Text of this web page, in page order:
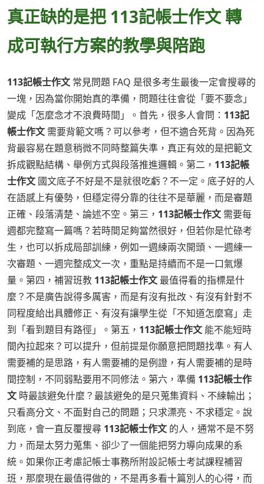
真正缺的是把 113記帳士作文 轉
成可執行方案的教學與陪跑
113記帳士作文 常見問題 FAQ 是很多考生最後一定會搜尋的
一塊，因為當你開始真的準備，問題往往會從「要不要念」
變成「怎麼念才不浪費時間」。首先，很多人會問： 113記
帳士作文 需要背範文嗎？可以參考，但不適合死背。因為死
背最容易在題意稍微不同時整篇失準，真正有效的是把範文
拆成觀點結構、舉例方式與段落推進邏輯。第二， 113記帳
士作文 國文底子不好是不是就很吃虧？不一定。底子好的人
在語感上有優勢，但穩定得分靠的往往不是華麗，而是審題
正確、段落清楚、論述不空。第三， 113記帳士作文 需要每
週都完整寫一篇嗎？若時間足夠當然很好，但若你是忙碌考
生，也可以拆成局部訓練，例如一週練兩次開頭、一週練一
次審題、一週完整成文一次，重點是持續而不是一口氣爆
量。第四，補習班教 113記帳士作文最值得看的指標是什
麼？不是廣告說得多厲害，而是有沒有批改、有沒有針對不
同程度給出具體修正、有沒有讓學生從「不知道怎麼寫」走
到「看到題目有路徑」。第五， 113記帳士作文 能不能短時
間內拉起來？可以提升，但前提是你願意把問題找準。有人
需要補的是思路，有人需要補的是例證，有人需要補的是時
間控制，不同弱點要用不同修法。第六，準備 113記帳士作
文 時最該避免什麼？最該避免的是只蒐集資料、不練輸出；
只看高分文、不面對自己的問題；只求漂亮、不求穩定。說
到底，會一直反覆搜尋 113記帳士作文 的人，通常不是不努
力，而是太努力蒐集、卻少了一個能把努力導向成果的系
統。如果你正考慮記帳士事務所附設記帳士考試課程補習
班，那麼現在最值得做的，不是再多看十篇別人的心得，而